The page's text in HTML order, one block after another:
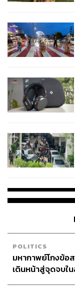
POLITICS
มหากาพย์โกงข้อ
เดินหน้าสู่จุดจบใ